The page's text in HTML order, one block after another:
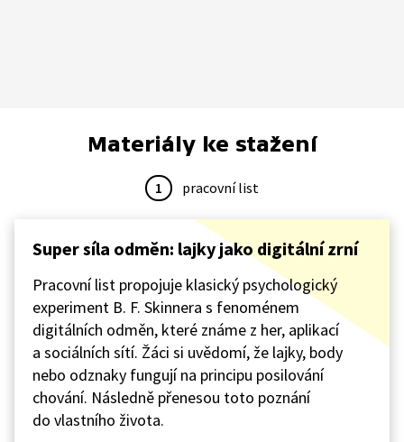
Materiály ke stažení
1 pracovní list
Super síla odměn: lajky jako digitální zrní
Pracovní list propojuje klasický psychologický
experiment B. F. Skinnera s fenoménem
digitálních odměn, které známe z her, aplikací
a sociálních sítí. Žáci si uvědomí, že lajky, body
nebo odznaky fungují na principu posilování
chování. Následně přenesou toto poznání
do vlastního života.